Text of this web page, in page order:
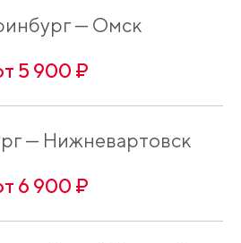
— Омск
5 900 ₽
— Нижневартовск
6 900 ₽